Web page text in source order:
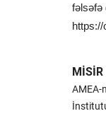
fəlsəfə
https://
AMEA-